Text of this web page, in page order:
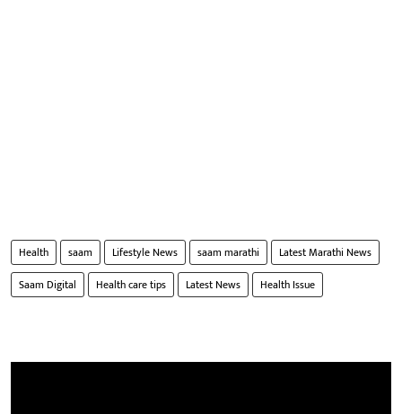
Health saam Lifestyle News saam marathi
Latest Marathi News
Saam Digital
Health care tips Latest News Health Issue